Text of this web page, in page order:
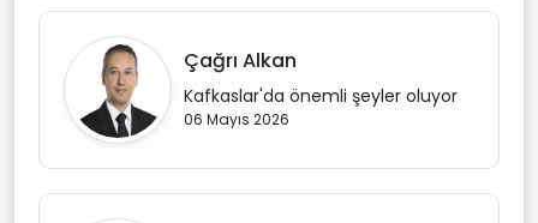
Çağrı Alkan
Kafkaslar'da önemli şeyler oluyor
06 Mayıs 2026